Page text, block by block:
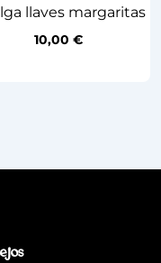
llaves margaritas
10,00€